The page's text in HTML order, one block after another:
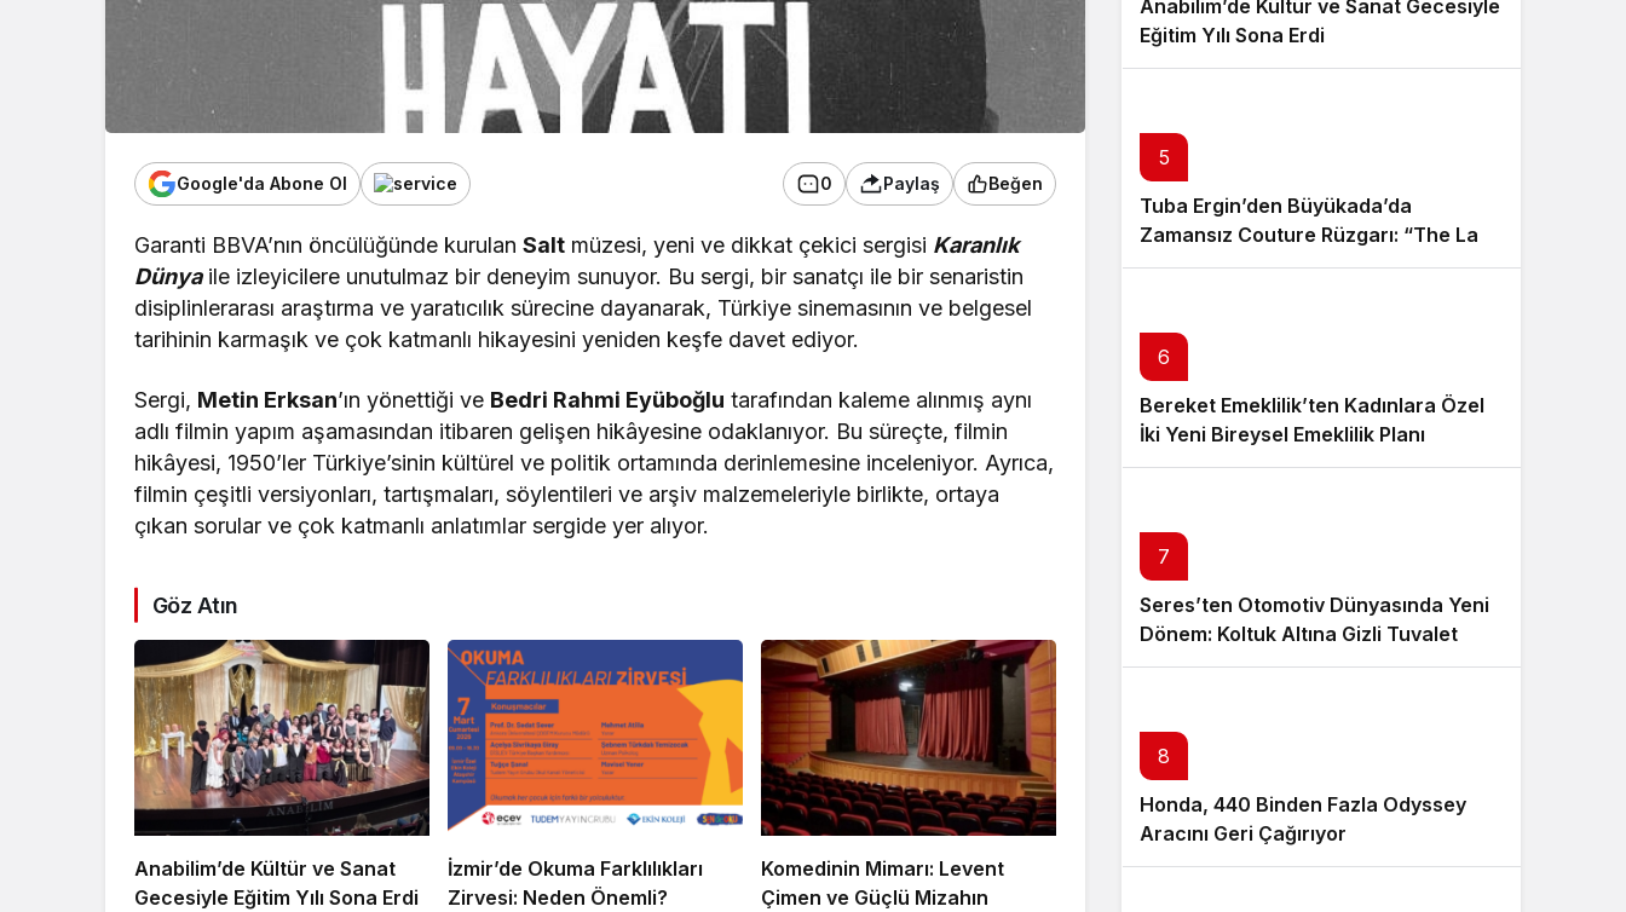
Google'da Abone Ol 0 Paylaş Beğen
Garanti BBVA’nın öncülüğünde kurulanSalt müzesi, yeni ve dikkat çekici sergisi Karanlık
Dünyaile izleyicilere unutulmaz bir deneyim sunuyor. Bu sergi, bir sanatçı ile bir senaristin
disiplinlerarası araştırma ve yaratıcılık sürecine dayanarak, Türkiye sinemasının ve belgesel
tarihinin karmaşık ve çok katmanlı hikayesini yeniden keşfe davet ediyor.
Sergi, Metin Erksan’ın yönettiği ve Bedri Rahmi Eyüboğlu tarafından kaleme alınmış aynı
adlı filmin yapım aşamasından itibaren gelişen hikâyesine odaklanıyor. Bu süreçte, filmin
hikâyesi, 1950’ler Türkiye’sinin kültürel ve politik ortamında derinlemesine inceleniyor. Ayrıca,
filmin çeşitli versiyonları, tartışmaları, söylentileri ve arşiv malzemeleriyle birlikte, ortaya
çıkan sorular ve çok katmanlı anlatımlar sergide yer alıyor.
Göz Atın
Anabilim’de Kültür ve Sanat
Gecesiyle Eğitim Yılı Sona Erdi
İzmir’de Okuma Farklılıkları
Zirvesi: Neden Önemli?
Komedinin Mimarı: Levent
Çimen ve Güçlü Mizahın
Anabilim’de Kültür ve Sanat Gecesiyle
Eğitim Yılı Sona Erdi
5
Tuba Ergin’den Büyükada’da
Zamansız Couture Rüzgarı: “The Last
Empress” Koleksiyonu Tanıtıldı
6
Bereket Emeklilik’ten Kadınlara Özel
İki Yeni Bireysel Emeklilik Planı
7
Seres’ten Otomotiv Dünyasında Yeni
Dönem: Koltuk Altına Gizli Tuvalet
Patenti
8
Honda, 440 Binden Fazla Odyssey
Aracını Geri Çağırıyor